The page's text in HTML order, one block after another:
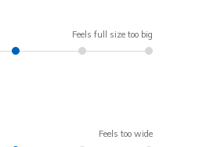
Feels full size too big
Feels too wide